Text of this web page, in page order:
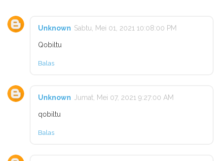
Unknown Sabtu, Mei 01, 2021 10:08:00 PM
Qobiltu
Balas
Unknown Jumat, Mei 07, 2021 9:27:00 AM
qobiltu
Balas